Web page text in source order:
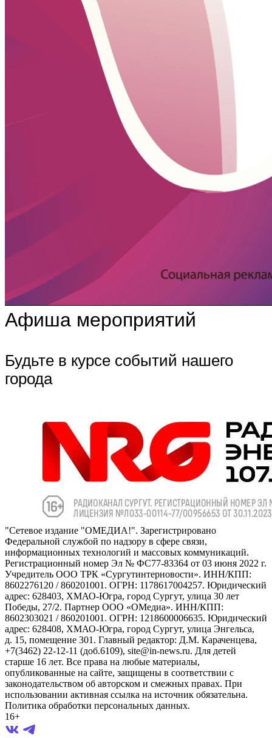
Афиша мероприятий
Будьте в курсе событий нашего
города
"Сетевое издание "ОМЕДИА!". Зарегистрировано
Федеральной службой по надзору в сфере связи,
информационных технологий и массовых коммуникаций.
Регистрационный номер Эл № ФС77-83364 от 03 июня 2022 г.
Учредитель ООО ТРК «Сургутинтерновости». ИНН/КПП:
8602276120 / 860201001. ОГРН: 1178617004257. Юридический
адрес: 628403, ХМАО-Югра, город Сургут, улица 30 лет
Победы, 27/2. Партнер ООО «ОМедиа». ИНН/КПП:
8602303021 / 860201001. ОГРН: 1218600006635. Юридический
адрес: 628408, ХМАО-Югра, город Сургут, улица Энгельса,
д. 15, помещение 301. Главный редактор: Д.М. Караченцева,
+7(3462) 22-12-11 (доб.6109), site@in-news.ru. Для детей
старше 16 лет. Все права на любые материалы,
опубликованные на сайте, защищены в соответствии с
законодательством об авторском и смежных правах. При
использовании активная ссылка на источник обязательна.
Политика обработки персональных данных.
16+